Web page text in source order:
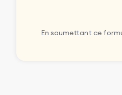
En soumettant ce